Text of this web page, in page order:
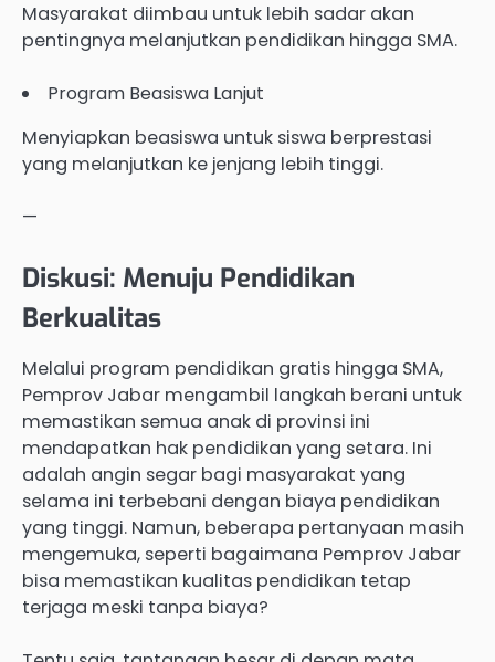
Masyarakat diimbau untuk lebih sadar akan
pentingnya melanjutkan pendidikan hingga SMA.
Program Beasiswa Lanjut
Menyiapkan beasiswa untuk siswa berprestasi
yang melanjutkan ke jenjang lebih tinggi.
—
Diskusi: Menuju Pendidikan
Berkualitas
Melalui program pendidikan gratis hingga SMA,
Pemprov Jabar mengambil langkah berani untuk
memastikan semua anak di provinsi ini
mendapatkan hak pendidikan yang setara. Ini
adalah angin segar bagi masyarakat yang
selama ini terbebani dengan biaya pendidikan
yang tinggi. Namun, beberapa pertanyaan masih
mengemuka, seperti bagaimana Pemprov Jabar
bisa memastikan kualitas pendidikan tetap
terjaga meski tanpa biaya?